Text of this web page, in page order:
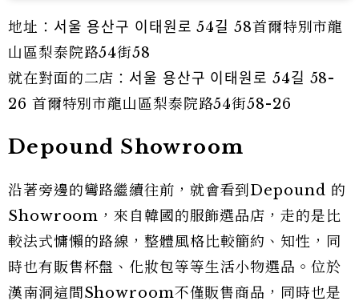
地址：서울 용산구 이태원로 54길 58首爾特別市龍
山區梨泰院路54街58
就在對面的二店：서울 용산구 이태원로 54길 58-
26 首爾特別市龍山區梨泰院路54街58-26
Depound Showroom
沿著旁邊的彎路繼續往前，就會看到Depound 的
Showroom，來自韓國的服飾選品店，走的是比
較法式慵懶的路線，整體風格比較簡約、知性，同
時也有販售杯盤、化妝包等等生活小物選品。位於
漢南洞這間Showroom不僅販售商品，同時也是